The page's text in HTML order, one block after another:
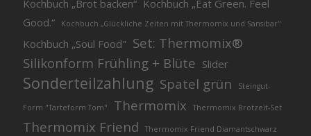
Kochbuch „Brot backen“ Kochbuch „Eat Green. Feel
Good.“
Kochbuch „Glückliche Zeiten mit Thermomix und Sansibar"
Kochbuch „Soul Food" Set: Thermomix®
Silikonform Frühling + Blüte Slider
Sonderteilzahlung Spatel grün Steingut-
Form "Tarteform Tom" Thermomix Thermomix Brotzeit-Set
Thermomix Friend
Thermomix Friend Diamantschwarz